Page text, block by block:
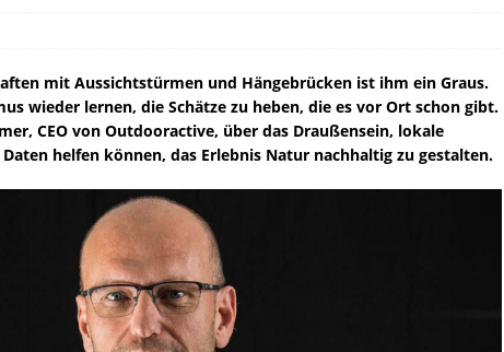
mit Aussichtstürmen und Hängebrücken ist ihm ein Graus.
wieder lernen, die Schätze zu heben, die es vor Ort schon gibt.
CEO von Outdooractive, über das Draußensein, lokale
helfen können, das Erlebnis Natur nachhaltig zu gestalten.